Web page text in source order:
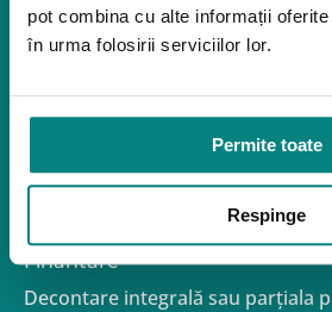
pot combina cu alte informații
în urma folosirii serviciilor lor.
Permite toate
Respinge
Link-uri utile
Despre noi
Politica de Cookies
Politica de Reclamații și Retururi
Termeni si conditii de utilizare a
Finantare
Decontare integrală sau parțiala